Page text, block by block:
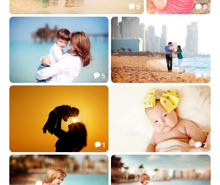
Мы и море...
 9
 27.81
 8
***
 5
На прогулке...
 4
Мамино солнышко...
22.88
 1
Машенька...
20.15
 3